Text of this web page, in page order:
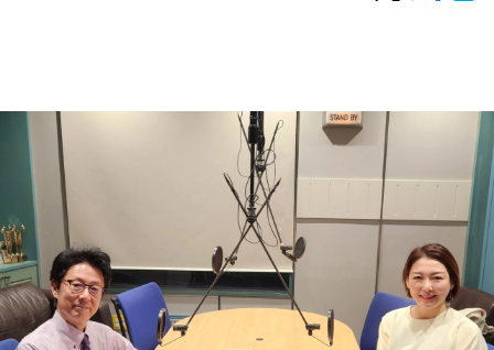
トピックス
YouTube
会社情報